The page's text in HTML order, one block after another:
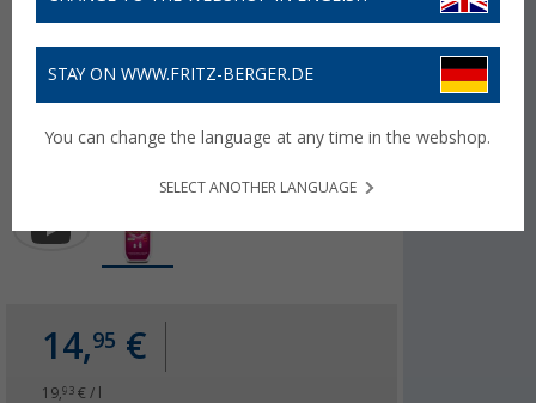
14,95 €
19,93 € / l
STAY ON WWW.FRITZ-BERGER.DE
You can change the language at any time in the webshop.
SELECT ANOTHER LANGUAGE